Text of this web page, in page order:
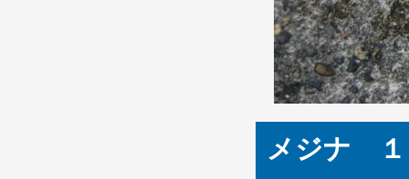
メジナ